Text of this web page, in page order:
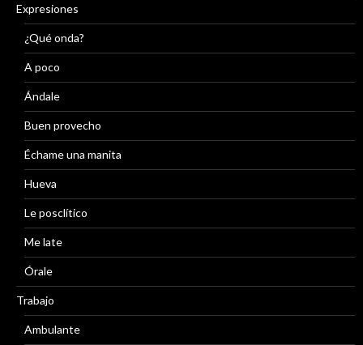
Expresiones
¿Qué onda?
A poco
Ándale
Buen provecho
Échame una manita
Hueva
Le posclítico
Me late
Órale
Trabajo
Ambulante